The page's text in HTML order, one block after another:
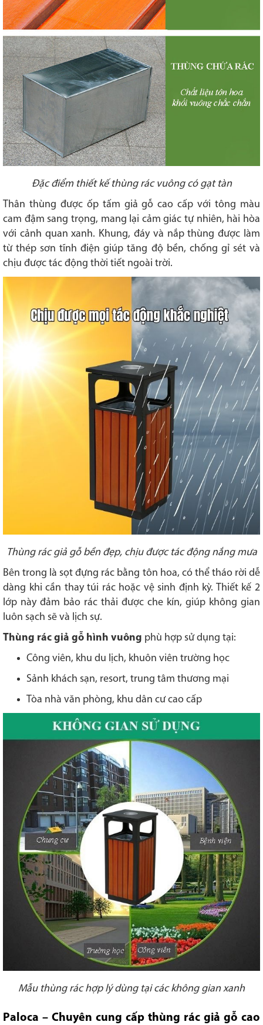
Đặc điểm thiết kế thùng rác vuông có gạt tàn
Thân thùng được ốp tấm giả gỗ cao cấp với tông màu
cam đậm sang trọng, mang lại cảm giác tự nhiên, hài hòa
với cảnh quan xanh. Khung, đáy và nắp thùng được làm
từ thép sơn tĩnh điện giúp tăng độ bền, chống gỉ sét và
chịu được tác động thời tiết ngoài trời.
Thùng rác giả gỗ bền đẹp, chịu được tác động nắng mưa
Bên trong là sọt đựng rác bằng tôn hoa, có thể tháo rời dễ
dàng khi cần thay túi rác hoặc vệ sinh định kỳ. Thiết kế 2
lớp này đảm bảo rác thải được che kín, giúp không gian
luôn sạch sẽ và lịch sự.
Thùng rác giả gỗ hình vuông phù hợp sử dụng tại:
Công viên, khu du lịch, khuôn viên trường học
Sảnh khách sạn, resort, trung tâm thương mại
Tòa nhà văn phòng, khu dân cư cao cấp
Mẫu thùng rác hợp lý dùng tại các không gian xanh
Paloca – Chuyên cung cấp thùng rác giả gỗ cao